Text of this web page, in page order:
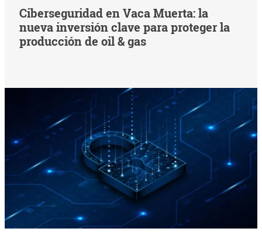
Ciberseguridad en Vaca Muerta: la
nueva inversión clave para proteger la
producción de oil & gas